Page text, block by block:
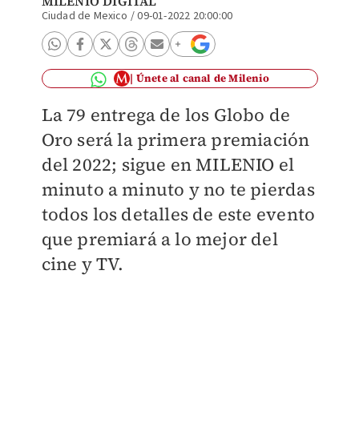
Ciudad de Mexico /09-01-2022 20:00:00
Únete al canal de Milenio
La 79 entrega de los Globo de
Oro será la primera premiación
del 2022; sigue en MILENIO el
minuto a minuto y no te pierdas
todos los detalles de este evento
que premiará a lo mejor del
cine y TV.